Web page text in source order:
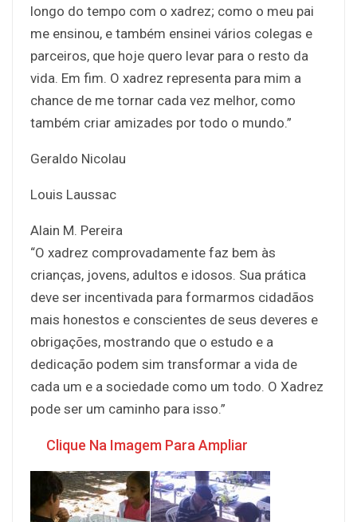
longo do tempo com o xadrez; como o meu pai
me ensinou, e também ensinei vários colegas e
parceiros, que hoje quero levar para o resto da
vida. Em fim. O xadrez representa para mim a
chance de me tornar cada vez melhor, como
também criar amizades por todo o mundo.”
Geraldo Nicolau
Louis Laussac
Alain M. Pereira
“O xadrez comprovadamente faz bem às
crianças, jovens, adultos e idosos. Sua prática
deve ser incentivada para formarmos cidadãos
mais honestos e conscientes de seus deveres e
obrigações, mostrando que o estudo e a
dedicação podem sim transformar a vida de
cada um e a sociedade como um todo. O Xadrez
pode ser um caminho para isso.”
Clique Na Imagem Para Ampliar